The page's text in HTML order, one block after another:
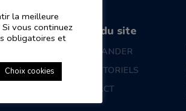
Plan du site
COMMANDER
LES TUTORIELS
CONTACT
la meilleure
vous continuez
obligatoires et
Choix cookies